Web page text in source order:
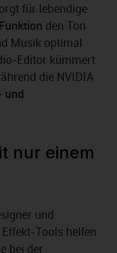
für lebendige
den Ton
Musik optimal
Editor kümmert
die NVIDIA
und
nur einem
und
Tools helfen
bei der